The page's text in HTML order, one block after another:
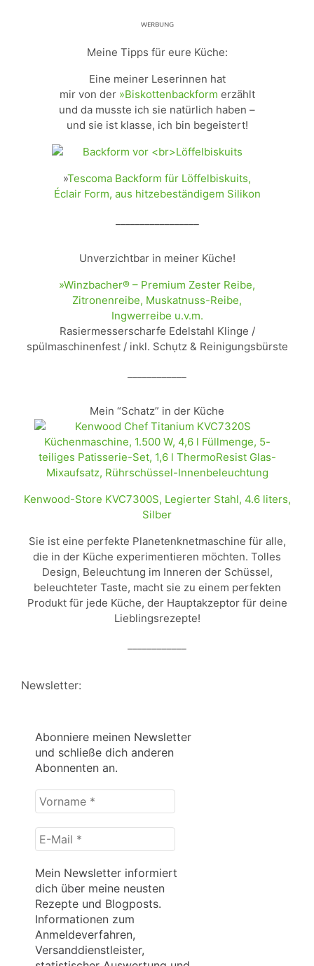
ᵂᴱᴿᴮᵁᴺᴳ
Meine Tipps für eure Küche:
Eine meiner Leserinnen hat
mir von der »Biskottenbackform erzählt
und da musste ich sie natürlich haben –
und sie ist klasse, ich bin begeistert!
»Tescoma Backform für Löffelbiskuits,
Éclair Form, aus hitzebeständigem Silikon
Unverzichtbar in meiner Küche!
»Winzbacher® – Premium Zester Reibe,
Zitronenreibe, Muskatnuss-Reibe,
Ingwerreibe u.v.m.
Rasiermesserscharfe Edelstahl Klinge /
spülmaschinenfest / inkl. Schụtz & Reinigungsbürste
Mein “Schatz” in der Küche
Kenwood-Store KVC7300S, Legierter Stahl, 4.6 liters,
Silber
Sie ist eine perfekte Planetenknetmaschine für alle,
die in der Küche experimentieren möchten. Tolles
Design, Beleuchtung im Inneren der Schüssel,
beleuchteter Taste, macht sie zu einem perfekten
Produkt für jede Küche, der Hauptakzeptor für deine
Lieblingsrezepte!
Newsletter:
Abonniere meinen Newsletter
und schließe dich anderen
Abonnenten an.
Vorname
*
E-
Mail
Mein Newsletter informiert
dich über meine neusten
Rezepte und Blogposts.
Informationen zum
Anmeldeverfahren,
Versanddienstleister,